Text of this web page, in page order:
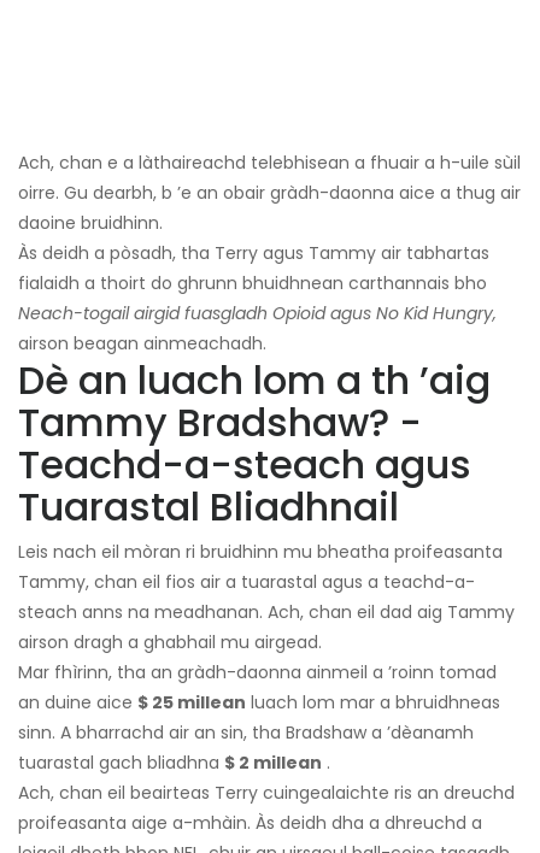
Ach, chan e a làthaireachd telebhisean a fhuair a h-uile sùil
oirre. Gu dearbh, b ’e an obair gràdh-daonna aice a thug air
daoine bruidhinn.
Às deidh a pòsadh, tha Terry agus Tammy air tabhartas
fialaidh a thoirt do ghrunn bhuidhnean carthannais bho
Neach-togail airgid fuasgladh Opioid agus No Kid Hungry,
airson beagan ainmeachadh.
Dè an luach lom a th ’aig
Tammy Bradshaw? -
Teachd-a-steach agus
Tuarastal Bliadhnail
Leis nach eil mòran ri bruidhinn mu bheatha proifeasanta
Tammy, chan eil fios air a tuarastal agus a teachd-a-
steach anns na meadhanan. Ach, chan eil dad aig Tammy
airson dragh a ghabhail mu airgead.
Mar fhìrinn, tha an gràdh-daonna ainmeil a ’roinn tomad
an duine aice $ 25 millean luach lom mar a bhruidhneas
sinn. A bharrachd air an sin, tha Bradshaw a ’dèanamh
tuarastal gach bliadhna $ 2 millean .
Ach, chan eil beairteas Terry cuingealaichte ris an dreuchd
proifeasanta aige a-mhàin. Às deidh dha a dhreuchd a